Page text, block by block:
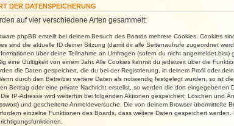
DER DATENSPEICHERUNG
auf vier verschiedene Arten gesammelt:
phpBB erstellt bei deinem Besuch des Boards mehrere Cookies. Cookies
sind die aktuelle ID deiner Sitzung (damit dir alle Seitenaufrufe zugeordnet
über deine Teilnahme an Umfragen (sofern du nicht angemeldet
eine Gültigkeit von einem Jahr. Alle Cookies kannst du jederzeit über die
die Daten gespeichert, die du bei der Registrierung, in deinem Profil oder
durch den Betreiber weitere Daten als notwendig festgelegt wurden, so ist
Beitrag oder eine private Nachricht erstellst, so werden die dort
IP-Adresse wird weiterhin bei folgenden Aktionen gespeichert: Löschen und
und gescheiterte Anmeldeversuche. Die von deinem Browser übermittelte
einzelne Funktionen des Boards, dass weitere Daten gespeichert